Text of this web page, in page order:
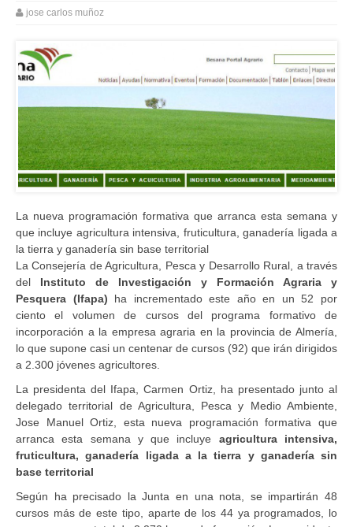
jose carlos muñoz
La nueva programación formativa que arranca esta semana y
que incluye agricultura intensiva, fruticultura, ganadería ligada a
la tierra y ganadería sin base territorial
La Consejería de Agricultura, Pesca y Desarrollo Rural, a través
del Instituto de Investigación y Formación Agraria y
Pesquera (Ifapa) ha incrementado este año en un 52 por
ciento el volumen de cursos del programa formativo de
incorporación a la empresa agraria en la provincia de Almería,
lo que supone casi un centenar de cursos (92) que irán dirigidos
a 2.300 jóvenes agricultores.
La presidenta del Ifapa, Carmen Ortiz, ha presentado junto al
delegado territorial de Agricultura, Pesca y Medio Ambiente,
Jose Manuel Ortiz, esta nueva programación formativa que
arranca esta semana y que incluye agricultura intensiva,
fruticultura, ganadería ligada a la tierra y ganadería sin
base territorial
Según ha precisado la Junta en una nota, se impartirán 48
cursos más de este tipo, aparte de los 44 ya programados, lo